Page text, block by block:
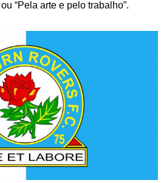
“Pela arte e pelo trabalho”.